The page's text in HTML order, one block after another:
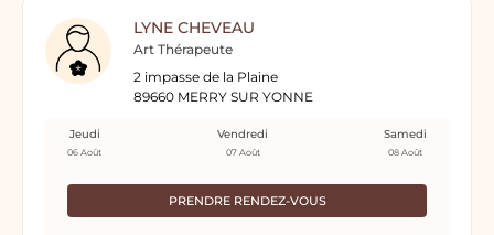
LYNE CHEVEAU
Art Thérapeute
2 impasse de la Plaine
89660 MERRY SUR YONNE
PRENDRE RENDEZ-VOUS
Jeudi
06 Août
Vendredi
07 Août
Samedi
08 Août